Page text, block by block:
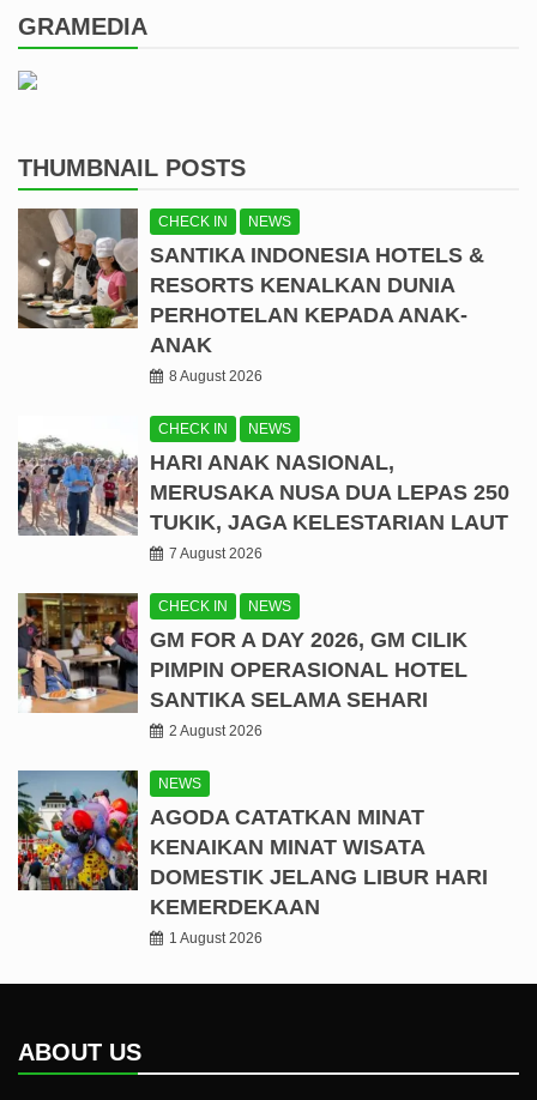
GRAMEDIA
THUMBNAIL POSTS
CHECK IN NEWS
SANTIKA INDONESIA HOTELS &
RESORTS KENALKAN DUNIA
PERHOTELAN KEPADA ANAK-
ANAK
8 August 2026
CHECK IN NEWS
HARI ANAK NASIONAL,
MERUSAKA NUSA DUA LEPAS 250
TUKIK, JAGA KELESTARIAN LAUT
7 August 2026
CHECK IN NEWS
GM FOR A DAY 2026, GM CILIK
PIMPIN OPERASIONAL HOTEL
SANTIKA SELAMA SEHARI
2 August 2026
NEWS
AGODA CATATKAN MINAT
KENAIKAN MINAT WISATA
DOMESTIK JELANG LIBUR HARI
KEMERDEKAAN
1 August 2026
ABOUT US